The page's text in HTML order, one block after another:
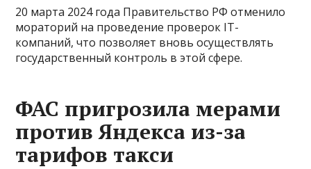
20 марта 2024 года Правительство РФ отменило
мораторий на проведение проверок IT-
компаний, что позволяет вновь осуществлять
государственный контроль в этой сфере.
ФАС пригрозила мерами
против Яндекса из-за
тарифов такси